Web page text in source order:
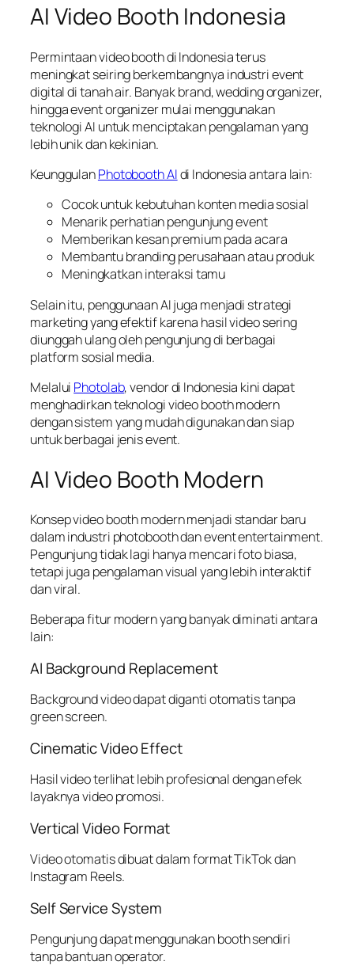
AI Video Booth Indonesia
Permintaan video booth di Indonesia terus
meningkat seiring berkembangnya industri event
digital di tanah air. Banyak brand, wedding organizer,
hingga event organizer mulai menggunakan
teknologi AI untuk menciptakan pengalaman yang
lebih unik dan kekinian.
KeunggulanPhotoboothAIdi Indonesia antara lain:
Cocok untuk kebutuhan konten media sosial
Menarik perhatian pengunjung event
Memberikan kesan premium pada acara
Membantu branding perusahaan atau produk
Meningkatkan interaksi tamu
Selain itu, penggunaan AI juga menjadi strategi
marketing yang efektif karena hasil video sering
diunggah ulang oleh pengunjung di berbagai
platform sosial media.
Melalui Photolab, vendor di Indonesia kini dapat
menghadirkan teknologi video booth modern
dengan sistem yang mudah digunakan dan siap
untuk berbagai jenis event.
AI Video Booth Modern
Konsep video booth modern menjadi standar baru
dalam industri photobooth dan event entertainment.
Pengunjung tidak lagi hanya mencari foto biasa,
tetapi juga pengalaman visual yang lebih interaktif
dan viral.
Beberapa fitur modern yang banyak diminati antara
lain:
AI Background Replacement
Background video dapat diganti otomatis tanpa
green screen.
Cinematic Video Effect
Hasil video terlihat lebih profesional dengan efek
layaknya video promosi.
Vertical Video Format
Video otomatis dibuat dalam format TikTok dan
Instagram Reels.
Self Service System
Pengunjung dapat menggunakan booth sendiri
tanpa bantuan operator.